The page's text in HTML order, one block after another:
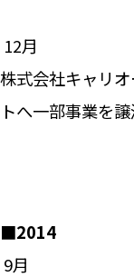
―― 12月
株式会社キャリ
トへ一部事業を
■2014
―― 9月